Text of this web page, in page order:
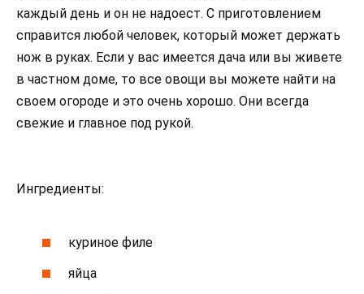
каждый день и он не надоест. С приготовлением
справится любой человек, который может держать
нож в руках. Если у вас имеется дача или вы живете
в частном доме, то все овощи вы можете найти на
своем огороде и это очень хорошо. Они всегда
свежие и главное под рукой.
Ингредиенты:
куриное филе
яйца